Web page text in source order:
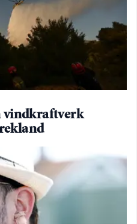
vindkraftverk